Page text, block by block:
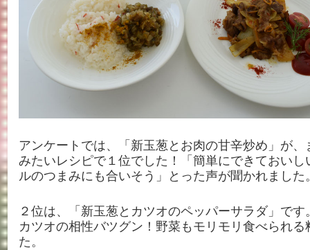
アンケートでは、「新玉葱とお肉の甘辛炒め」が、
みたいレシピで１位でした！「簡単にできておいし
ルのつまみにも合いそう」とった声が聞かれました
２位は、「新玉葱とカツオのペッパーサラダ」です
カツオの相性バツグン！野菜もモリモリ食べられる
た。